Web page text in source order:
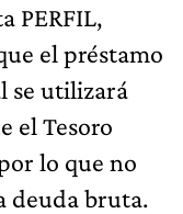
PERFIL,
el préstamo
se utilizará
el Tesoro
lo que no
deuda bruta.